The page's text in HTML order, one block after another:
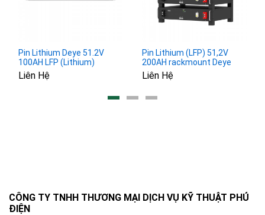
Pin Lithium Deye 51.2V
100AH LFP (Lithium)
battery SE-G5.1 Pro-B
Liên Hệ
Pin Lithium (LFP) 51,2V
200AH rackmount Deye
SE-G10.2
Liên Hệ
CÔNG TY TNHH THƯƠNG MẠI DỊCH VỤ KỸ THUẬT PHÚ
ĐIỆN